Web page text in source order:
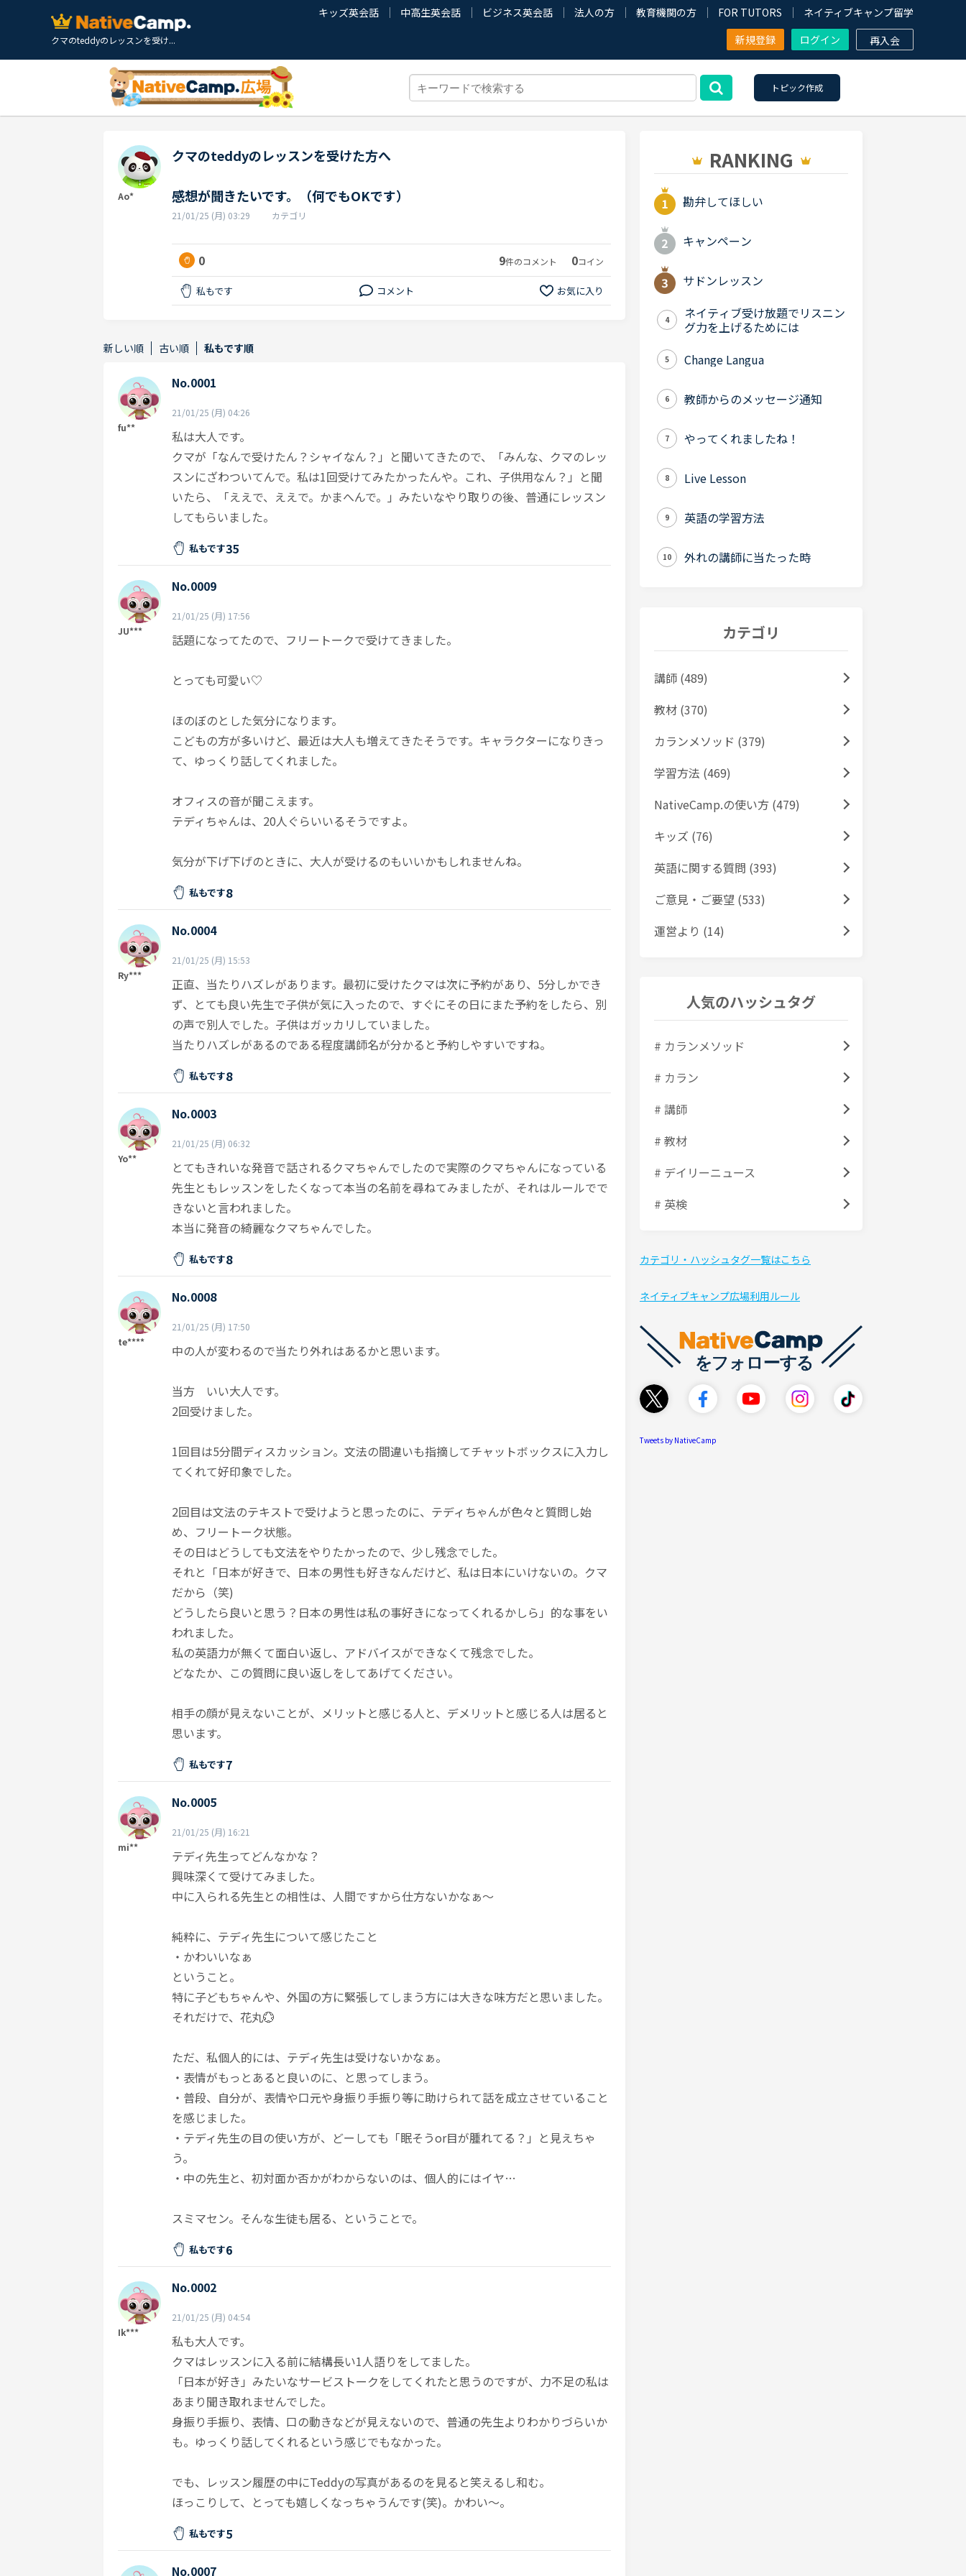
クマのteddyのレッスンを受け...
キッズ英会話 中高生英会話 ビジネス英会話 法人の方 教育機関の方 FOR TUTORS
ネイティブキャンプ留学
新規登録
ログイン 再入会
トピック作成
Ao*
クマのteddyのレッスンを受けた方へ
感想が聞きたいです。（何でもOKです）
21/01/25 (月) 03:29 カテゴリ
0 9件のコメント 0コイン
私もです コメント お気に入り
新しい順 古い順 私もです順
fu**
No.0001
21/01/25 (月) 04:26
私は大人です。
クマが「なんで受けたん？シャイなん？」と聞いてきたので、「みんな、クマのレッ
スンにざわついてんで。私は1回受けてみたかったんや。これ、子供用なん？」と聞
いたら、「ええで、ええで。かまへんで。」みたいなやり取りの後、普通にレッスン
してもらいました。
私もです35
JU***
No.0009
21/01/25 (月) 17:56
話題になってたので、フリートークで受けてきました。
とっても可愛い♡
ほのぼのとした気分になります。
こどもの方が多いけど、最近は大人も増えてきたそうです。キャラクターになりきっ
て、ゆっくり話してくれました。
オフィスの音が聞こえます。
テディちゃんは、20人ぐらいいるそうですよ。
気分が下げ下げのときに、大人が受けるのもいいかもしれませんね。
私もです8
Ry***
No.0004
21/01/25 (月) 15:53
正直、当たりハズレがあります。最初に受けたクマは次に予約があり、5分しかでき
ず、とても良い先生で子供が気に入ったので、すぐにその日にまた予約をしたら、別
の声で別人でした。子供はガッカリしていました。
当たりハズレがあるのである程度講師名が分かると予約しやすいですね。
私もです8
Yo**
No.0003
21/01/25 (月) 06:32
とてもきれいな発音で話されるクマちゃんでしたので実際のクマちゃんになっている
先生ともレッスンをしたくなって本当の名前を尋ねてみましたが、それはルールでで
きないと言われました。
本当に発音の綺麗なクマちゃんでした。
私もです8
te****
No.0008
21/01/25 (月) 17:50
中の人が変わるので当たり外れはあるかと思います。
当方 いい大人です。
2回受けました。
1回目は5分間ディスカッション。文法の間違いも指摘してチャットボックスに入力し
てくれて好印象でした。
2回目は文法のテキストで受けようと思ったのに、テディちゃんが色々と質問し始
め、フリートーク状態。
その日はどうしても文法をやりたかったので、少し残念でした。
それと「日本が好きで、日本の男性も好きなんだけど、私は日本にいけないの。クマ
だから（笑)
どうしたら良いと思う？日本の男性は私の事好きになってくれるかしら」的な事をい
われました。
私の英語力が無くて面白い返し、アドバイスができなくて残念でした。
どなたか、この質問に良い返しをしてあげてください。
相手の顔が見えないことが、メリットと感じる人と、デメリットと感じる人は居ると
思います。
私もです7
mi**
No.0005
21/01/25 (月) 16:21
テディ先生ってどんなかな？
興味深くて受けてみました。
中に入られる先生との相性は、人間ですから仕方ないかなぁ〜
純粋に、テディ先生について感じたこと
・かわいいなぁ
ということ。
特に子どもちゃんや、外国の方に緊張してしまう方には大きな味方だと思いました。
それだけで、花丸💮
ただ、私個人的には、テディ先生は受けないかなぁ。
・表情がもっとあると良いのに、と思ってしまう。
・普段、自分が、表情や口元や身振り手振り等に助けられて話を成立させていること
を感じました。
・テディ先生の目の使い方が、どーしても「眠そうor目が腫れてる？」と見えちゃ
う。
・中の先生と、初対面か否かがわからないのは、個人的にはイヤ…
スミマセン。そんな生徒も居る、ということで。
私もです6
Ik***
No.0002
21/01/25 (月) 04:54
私も大人です。
クマはレッスンに入る前に結構長い1人語りをしてました。
「日本が好き」みたいなサービストークをしてくれたと思うのですが、力不足の私は
あまり聞き取れませんでした。
身振り手振り、表情、口の動きなどが見えないので、普通の先生よりわかりづらいか
も。ゆっくり話してくれるという感じでもなかった。
でも、レッスン履歴の中にTeddyの写真があるのを見ると笑えるし和む。
ほっこりして、とっても嬉しくなっちゃうんです(笑)。かわい～。
私もです5
No.0007
RANKING
勘弁してほしい
キャンペーン
サドンレッスン
4
ネイティブ受け放題でリスニン
グ力を上げるためには
5 Change Langua
6 教師からのメッセージ通知
7 やってくれましたね！
8 Live Lesson
9 英語の学習方法
10 外れの講師に当たった時
カテゴリ
講師 (489)
教材 (370)
カランメソッド (379)
学習方法 (469)
NativeCamp.の使い方 (479)
キッズ (76)
英語に関する質問 (393)
ご意見・ご要望 (533)
運営より (14)
人気のハッシュタグ
# カランメソッド
# カラン
# 講師
# 教材
# デイリーニュース
# 英検
カテゴリ・ハッシュタグ一覧はこちら
ネイティブキャンプ広場利用ルール
Tweets by NativeCamp